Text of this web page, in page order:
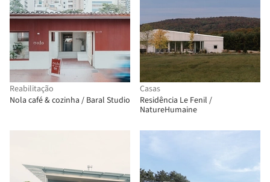
Reabilitação
Nola café & cozinha / Baral Studio
Casas
Residência Le Fenil /
NatureHumaine